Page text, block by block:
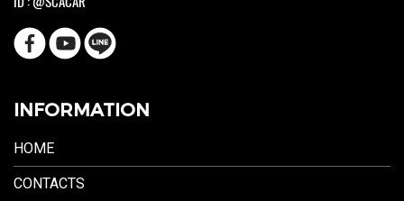
INFORMATION
HOME
CONTACTS